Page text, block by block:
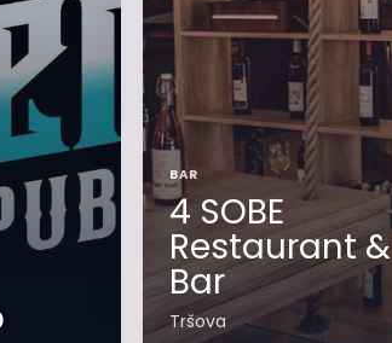
BAR
4 SOBE
Restaurant &
Bar
Tršova